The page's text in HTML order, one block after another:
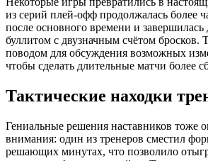
из серий плей-офф продолжалась более
после основного времени и
буллитом с двузначным счётом бросков.
поводом для обсуждения возможных
чтобы сделать длительные матчи более
Тактические находки
Гениальные решения наставников тоже
внимания: один из тренеров сместил
решающих минутах, что позволило